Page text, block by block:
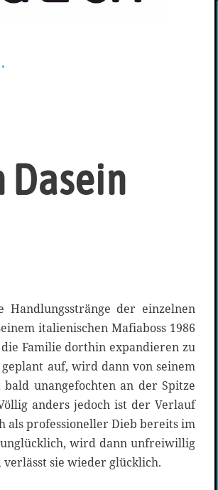
Dasein
der einzelnen
italienischen Mafiaboss 1986
Familie dorthin expandieren zu
auf, wird dann von seinem
unangefochten an der Spitze
anders jedoch ist der Verlauf
als professioneller Dieb bereits im
unglücklich, wird dann unfreiwillig
sie wieder glücklich.